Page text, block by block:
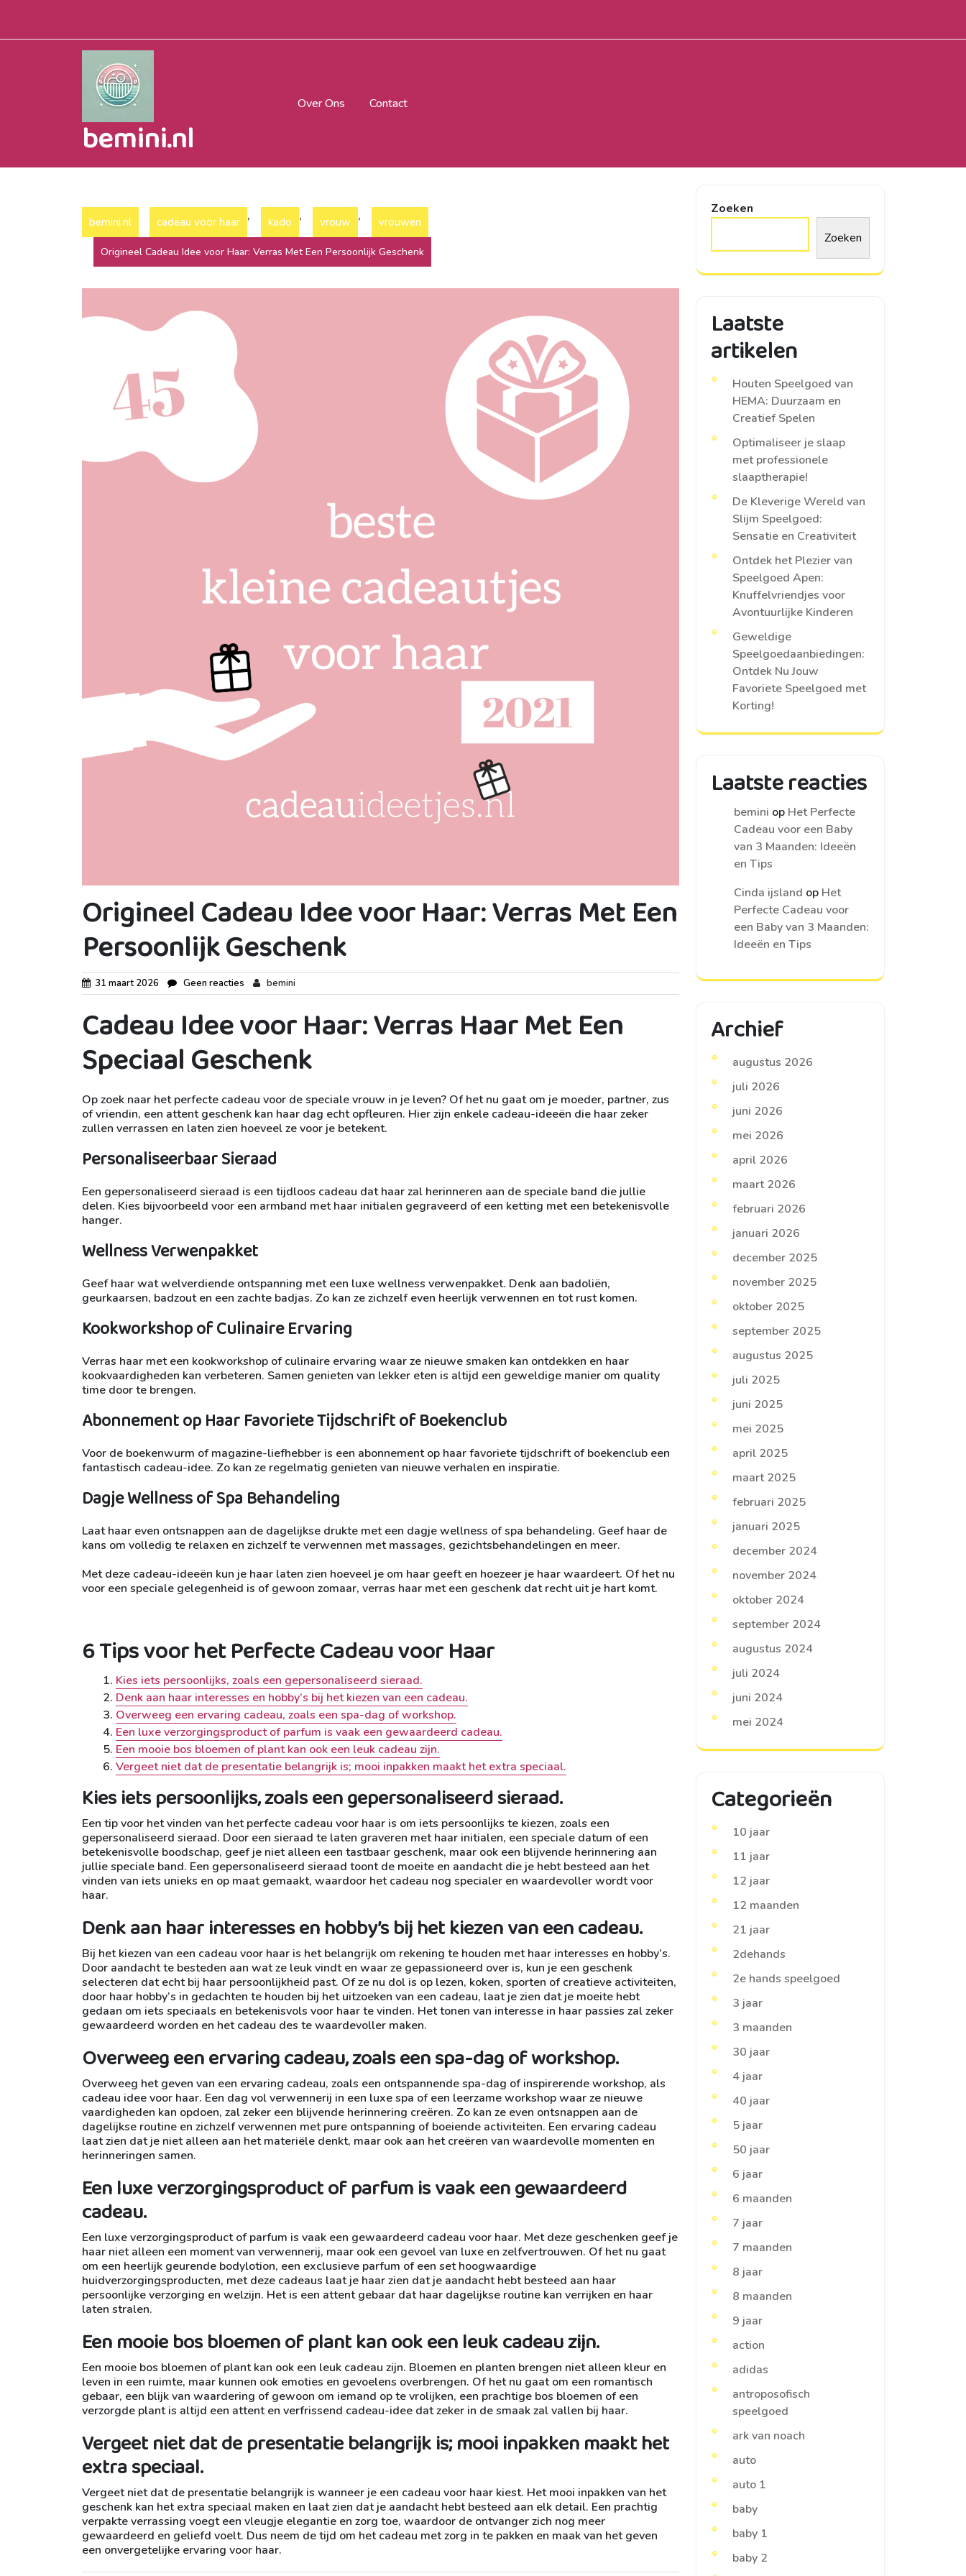
inhoud
bemini.nl
Over Ons Contact
bemini.nl cadeau voor haar , kado , vrouw , vrouwen
Origineel Cadeau Idee voor Haar: Verras Met Een Persoonlijk Geschenk
Origineel Cadeau Idee voor Haar: Verras Met Een
Persoonlijk Geschenk
31 maart 2026 Geen reacties bemini
Cadeau Idee voor Haar: Verras Haar Met Een
Speciaal Geschenk
Op zoek naar het perfecte cadeau voor de speciale vrouw in je leven? Of het nu gaat om je moeder, partner, zus
of vriendin, een attent geschenk kan haar dag echt opfleuren. Hier zijn enkele cadeau-ideeën die haar zeker
zullen verrassen en laten zien hoeveel ze voor je betekent.
Personaliseerbaar Sieraad
Een gepersonaliseerd sieraad is een tijdloos cadeau dat haar zal herinneren aan de speciale band die jullie
delen. Kies bijvoorbeeld voor een armband met haar initialen gegraveerd of een ketting met een betekenisvolle
hanger.
Wellness Verwenpakket
Geef haar wat welverdiende ontspanning met een luxe wellness verwenpakket. Denk aan badoliën,
geurkaarsen, badzout en een zachte badjas. Zo kan ze zichzelf even heerlijk verwennen en tot rust komen.
Kookworkshop of Culinaire Ervaring
Verras haar met een kookworkshop of culinaire ervaring waar ze nieuwe smaken kan ontdekken en haar
kookvaardigheden kan verbeteren. Samen genieten van lekker eten is altijd een geweldige manier om quality
time door te brengen.
Abonnement op Haar Favoriete Tijdschrift of Boekenclub
Voor de boekenwurm of magazine-liefhebber is een abonnement op haar favoriete tijdschrift of boekenclub een
fantastisch cadeau-idee. Zo kan ze regelmatig genieten van nieuwe verhalen en inspiratie.
Dagje Wellness of Spa Behandeling
Laat haar even ontsnappen aan de dagelijkse drukte met een dagje wellness of spa behandeling. Geef haar de
kans om volledig te relaxen en zichzelf te verwennen met massages, gezichtsbehandelingen en meer.
Met deze cadeau-ideeën kun je haar laten zien hoeveel je om haar geeft en hoezeer je haar waardeert. Of het nu
voor een speciale gelegenheid is of gewoon zomaar, verras haar met een geschenk dat recht uit je hart komt.
6 Tips voor het Perfecte Cadeau voor Haar
Kies iets persoonlijks, zoals een gepersonaliseerd sieraad.
Denk aan haar interesses en hobby’s bij het kiezen van een cadeau.
Overweeg een ervaring cadeau, zoals een spa-dag of workshop.
Een luxe verzorgingsproduct of parfum is vaak een gewaardeerd cadeau.
Een mooie bos bloemen of plant kan ook een leuk cadeau zijn.
Vergeet niet dat de presentatie belangrijk is; mooi inpakken maakt het extra speciaal.
Kies iets persoonlijks, zoals een gepersonaliseerd sieraad.
Een tip voor het vinden van het perfecte cadeau voor haar is om iets persoonlijks te kiezen, zoals een
gepersonaliseerd sieraad. Door een sieraad te laten graveren met haar initialen, een speciale datum of een
betekenisvolle boodschap, geef je niet alleen een tastbaar geschenk, maar ook een blijvende herinnering aan
jullie speciale band. Een gepersonaliseerd sieraad toont de moeite en aandacht die je hebt besteed aan het
vinden van iets unieks en op maat gemaakt, waardoor het cadeau nog specialer en waardevoller wordt voor
haar.
Denk aan haar interesses en hobby’s bij het kiezen van een cadeau.
Bij het kiezen van een cadeau voor haar is het belangrijk om rekening te houden met haar interesses en hobby’s.
Door aandacht te besteden aan wat ze leuk vindt en waar ze gepassioneerd over is, kun je een geschenk
selecteren dat echt bij haar persoonlijkheid past. Of ze nu dol is op lezen, koken, sporten of creatieve activiteiten,
door haar hobby’s in gedachten te houden bij het uitzoeken van een cadeau, laat je zien dat je moeite hebt
gedaan om iets speciaals en betekenisvols voor haar te vinden. Het tonen van interesse in haar passies zal zeker
gewaardeerd worden en het cadeau des te waardevoller maken.
Overweeg een ervaring cadeau, zoals een spa-dag of workshop.
Overweeg het geven van een ervaring cadeau, zoals een ontspannende spa-dag of inspirerende workshop, als
cadeau idee voor haar. Een dag vol verwennerij in een luxe spa of een leerzame workshop waar ze nieuwe
vaardigheden kan opdoen, zal zeker een blijvende herinnering creëren. Zo kan ze even ontsnappen aan de
dagelijkse routine en zichzelf verwennen met pure ontspanning of boeiende activiteiten. Een ervaring cadeau
laat zien dat je niet alleen aan het materiële denkt, maar ook aan het creëren van waardevolle momenten en
herinneringen samen.
Een luxe verzorgingsproduct of parfum is vaak een gewaardeerd
cadeau.
Een luxe verzorgingsproduct of parfum is vaak een gewaardeerd cadeau voor haar. Met deze geschenken geef je
haar niet alleen een moment van verwennerij, maar ook een gevoel van luxe en zelfvertrouwen. Of het nu gaat
om een heerlijk geurende bodylotion, een exclusieve parfum of een set hoogwaardige
huidverzorgingsproducten, met deze cadeaus laat je haar zien dat je aandacht hebt besteed aan haar
persoonlijke verzorging en welzijn. Het is een attent gebaar dat haar dagelijkse routine kan verrijken en haar
laten stralen.
Een mooie bos bloemen of plant kan ook een leuk cadeau zijn.
Een mooie bos bloemen of plant kan ook een leuk cadeau zijn. Bloemen en planten brengen niet alleen kleur en
leven in een ruimte, maar kunnen ook emoties en gevoelens overbrengen. Of het nu gaat om een romantisch
gebaar, een blijk van waardering of gewoon om iemand op te vrolijken, een prachtige bos bloemen of een
verzorgde plant is altijd een attent en verfrissend cadeau-idee dat zeker in de smaak zal vallen bij haar.
Vergeet niet dat de presentatie belangrijk is; mooi inpakken maakt het
extra speciaal.
Vergeet niet dat de presentatie belangrijk is wanneer je een cadeau voor haar kiest. Het mooi inpakken van het
geschenk kan het extra speciaal maken en laat zien dat je aandacht hebt besteed aan elk detail. Een prachtig
verpakte verrassing voegt een vleugje elegantie en zorg toe, waardoor de ontvanger zich nog meer
gewaardeerd en geliefd voelt. Dus neem de tijd om het cadeau met zorg in te pakken en maak van het geven
een onvergetelijke ervaring voor haar.
Zoeken
Zoeken
Laatste
artikelen
Houten Speelgoed van
HEMA: Duurzaam en
Creatief Spelen
Optimaliseer je slaap
met professionele
slaaptherapie!
De Kleverige Wereld van
Slijm Speelgoed:
Sensatie en Creativiteit
Ontdek het Plezier van
Speelgoed Apen:
Knuffelvriendjes voor
Avontuurlijke Kinderen
Geweldige
Speelgoedaanbiedingen:
Ontdek Nu Jouw
Favoriete Speelgoed met
Korting!
Laatste reacties
bemini op Het Perfecte
Cadeau voor een Baby
van 3 Maanden: Ideeën
en Tips
Cinda ijsland op Het
Perfecte Cadeau voor
een Baby van 3 Maanden:
Ideeën en Tips
Archief
augustus 2026
juli 2026
juni 2026
mei 2026
april 2026
maart 2026
februari 2026
januari 2026
december 2025
november 2025
oktober 2025
september 2025
augustus 2025
juli 2025
juni 2025
mei 2025
april 2025
maart 2025
februari 2025
januari 2025
december 2024
november 2024
oktober 2024
september 2024
augustus 2024
juli 2024
juni 2024
mei 2024
Categorieën
10 jaar
11 jaar
12 jaar
12 maanden
21 jaar
2dehands
2e hands speelgoed
3 jaar
3 maanden
30 jaar
4 jaar
40 jaar
5 jaar
50 jaar
6 jaar
6 maanden
7 jaar
7 maanden
8 jaar
8 maanden
9 jaar
action
adidas
antroposofisch
speelgoed
ark van noach
auto
auto 1
baby
baby 1
baby 2